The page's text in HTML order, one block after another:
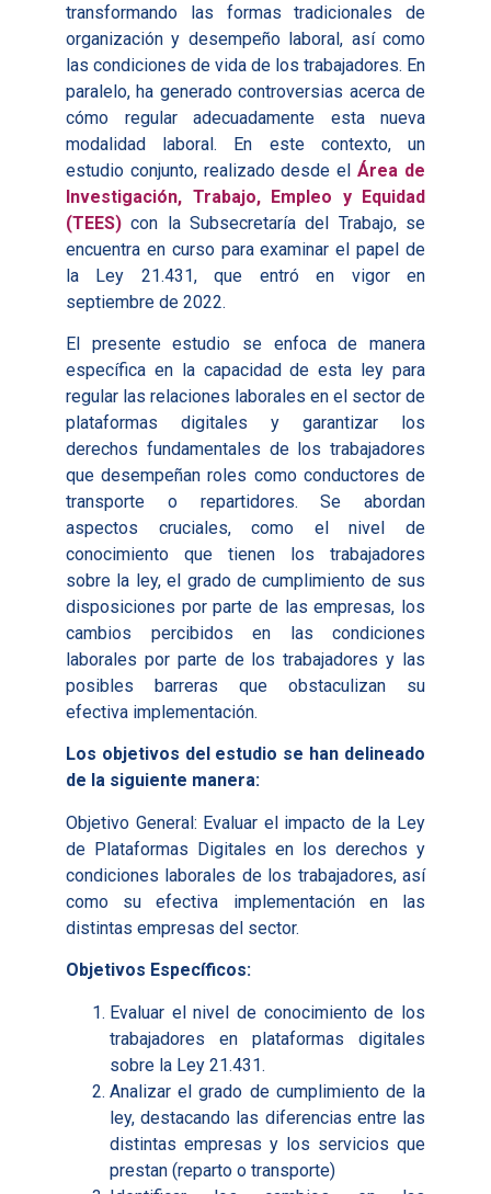
transformando las formas tradicionales de
organización y desempeño laboral, así como
las condiciones de vida de los trabajadores. En
paralelo, ha generado controversias acerca de
cómo regular adecuadamente esta nueva
modalidad laboral. En este contexto, un
estudio conjunto, realizado desde elÁrea de
Investigación, Trabajo, Empleo y Equidad
(TEES)con la Subsecretaría del Trabajo, se
encuentra en curso para examinar el papel de
la Ley 21.431, que entró en vigor en
septiembre de 2022.
El presente estudio se enfoca de manera
específica en la capacidad de esta ley para
regular las relaciones laborales en el sector de
plataformas digitales y garantizar los
derechos fundamentales de los trabajadores
que desempeñan roles como conductores de
transporte o repartidores. Se abordan
aspectos cruciales, como el nivel de
conocimiento que tienen los trabajadores
sobre la ley, el grado de cumplimiento de sus
disposiciones por parte de las empresas, los
cambios percibidos en las condiciones
laborales por parte de los trabajadores y las
posibles barreras que obstaculizan su
efectiva implementación.
Los objetivos del estudio se han delineado
de la siguiente manera:
Objetivo General: Evaluar el impacto de la Ley
de Plataformas Digitales en los derechos y
condiciones laborales de los trabajadores, así
como su efectiva implementación en las
distintas empresas del sector.
Objetivos Específicos:
Evaluar el nivel de conocimiento de los
trabajadores en plataformas digitales
sobre la Ley 21.431.
Analizar el grado de cumplimiento de la
ley, destacando las diferencias entre las
distintas empresas y los servicios que
prestan (reparto o transporte)